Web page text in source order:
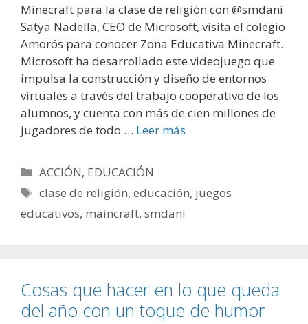
Minecraft para la clase de religión con @smdani
Satya Nadella, CEO de Microsoft, visita el colegio
Amorós para conocer Zona Educativa Minecraft.
Microsoft ha desarrollado este videojuego que
impulsa la construcción y diseño de entornos
virtuales a través del trabajo cooperativo de los
alumnos, y cuenta con más de cien millones de
jugadores de todo … Leer más
Categorías
ACCIÓN, EDUCACIÓN
Etiquetas
clase de religión,educación, juegos
educativos, maincraft, smdani
Cosas que hacer en lo que queda
del año con un toque de humor